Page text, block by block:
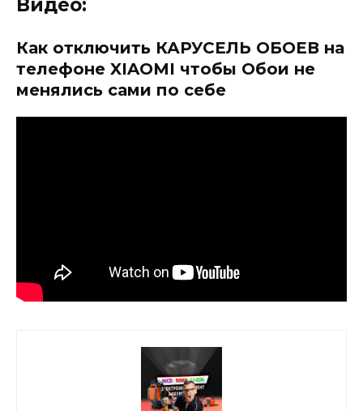
Видео:
Как отключить КАРУСЕЛЬ ОБОЕВ на
телефоне XIAOMI чтобы Обои не
менялись сами по себе